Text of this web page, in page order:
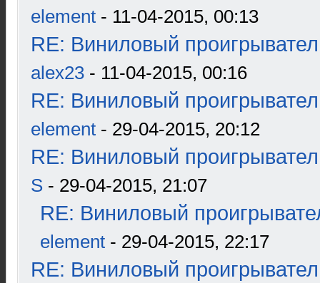
element - 11-04-2015, 00:13
RE: Виниловый
alex23 - 11-04-2015, 00:16
RE: Виниловый
element - 29-04-2015, 20:12
RE: Виниловый
S - 29-04-2015, 21:07
RE: Виниловый
element - 29-04-2015, 22:17
RE: Виниловый